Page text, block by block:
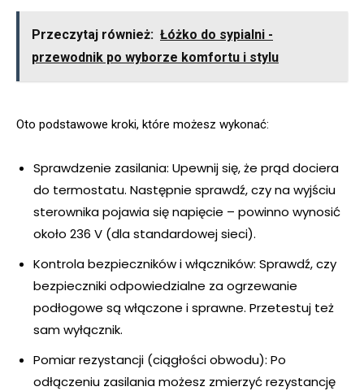
Przeczytaj również: Łóżko do sypialni -
przewodnik po wyborze komfortu i stylu
Oto podstawowe kroki, które możesz wykonać:
Sprawdzenie zasilania: Upewnij się, że prąd dociera
do termostatu. Następnie sprawdź, czy na wyjściu
sterownika pojawia się napięcie – powinno wynosić
około 236 V (dla standardowej sieci).
Kontrola bezpieczników i włączników: Sprawdź, czy
bezpieczniki odpowiedzialne za ogrzewanie
podłogowe są włączone i sprawne. Przetestuj też
sam wyłącznik.
Pomiar rezystancji (ciągłości obwodu): Po
odłączeniu zasilania możesz zmierzyć rezystancję